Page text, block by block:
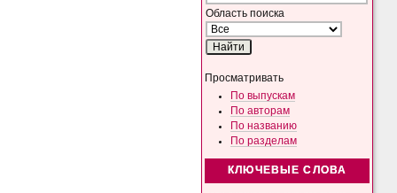
Область поиска
Просматривать
По выпускам
По авторам
По названию
По разделам
КЛЮЧЕВЫЕ СЛОВА